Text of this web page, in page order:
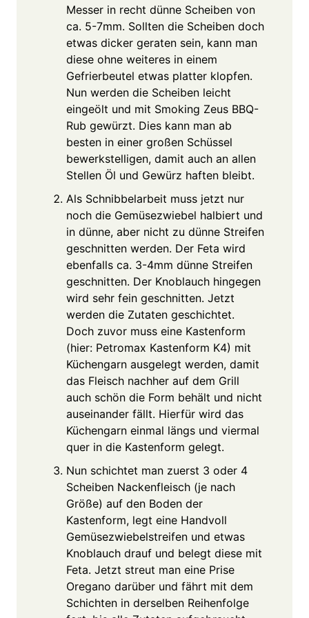
Messer in recht dünne Scheiben von
ca. 5-7mm. Sollten die Scheiben doch
etwas dicker geraten sein, kann man
diese ohne weiteres in einem
Gefrierbeutel etwas platter klopfen.
Nun werden die Scheiben leicht
eingeölt und mit Smoking Zeus BBQ-
Rub gewürzt. Dies kann man ab
besten in einer großen Schüssel
bewerkstelligen, damit auch an allen
Stellen Öl und Gewürz haften bleibt.
Als Schnibbelarbeit muss jetzt nur
noch die Gemüsezwiebel halbiert und
in dünne, aber nicht zu dünne Streifen
geschnitten werden. Der Feta wird
ebenfalls ca. 3-4mm dünne Streifen
geschnitten. Der Knoblauch hingegen
wird sehr fein geschnitten. Jetzt
werden die Zutaten geschichtet.
Doch zuvor muss eine Kastenform
(hier: Petromax Kastenform K4) mit
Küchengarn ausgelegt werden, damit
das Fleisch nachher auf dem Grill
auch schön die Form behält und nicht
auseinander fällt. Hierfür wird das
Küchengarn einmal längs und viermal
quer in die Kastenform gelegt.
Nun schichtet man zuerst 3 oder 4
Scheiben Nackenfleisch (je nach
Größe) auf den Boden der
Kastenform, legt eine Handvoll
Gemüsezwiebelstreifen und etwas
Knoblauch drauf und belegt diese mit
Feta. Jetzt streut man eine Prise
Oregano darüber und fährt mit dem
Schichten in derselben Reihenfolge